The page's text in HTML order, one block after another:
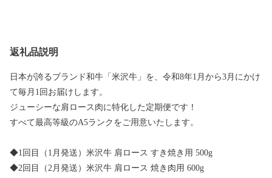
返礼品説明
日本が誇るブランド和牛「米沢牛」を、令和8年1月から3月にかけ
て毎月1回お届けします。
ジューシーな肩ロース肉に特化した定期便です！
すべて最高等級のA5ランクをご用意いたします。
◆1回目（1月発送）米沢牛 肩ロース すき焼き用 500g
◆2回目（2月発送）米沢牛 肩ロース 焼き肉用 600g